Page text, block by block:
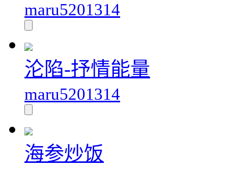
maru5201314
沦陷-抒情能量
maru5201314
海参炒饭